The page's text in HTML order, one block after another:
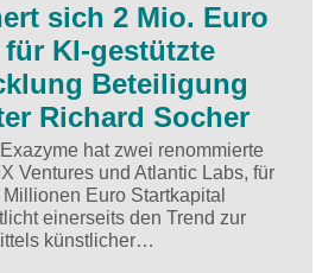
sich 2 Mio. Euro
KI-gestützte
Beteiligung
Richard Socher
hat zwei renommierte
Ventures und Atlantic Labs, für
Euro Startkapital
einerseits den Trend zur
künstlicher…